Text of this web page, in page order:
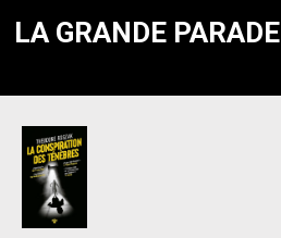
LA GRANDE PARADE